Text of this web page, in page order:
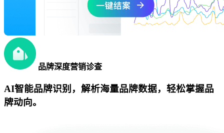
品牌深度营销诊查
AI智能品牌识别，解析海量品牌数据，轻松掌握品
牌动向。